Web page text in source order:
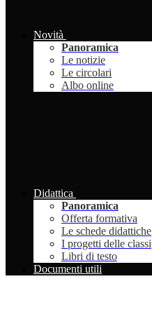
Novità
Panoramica
Le notizie
Le circolari
Albo online
Didattica
Panoramica
Offerta formativa
Le schede didattiche
I progetti delle classi
Libri di testo
Documenti utili